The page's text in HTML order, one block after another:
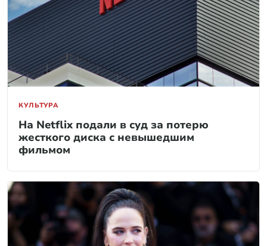
КУЛЬТУРА
На Netflix подали в суд за потерю
жесткого диска с невышедшим
фильмом